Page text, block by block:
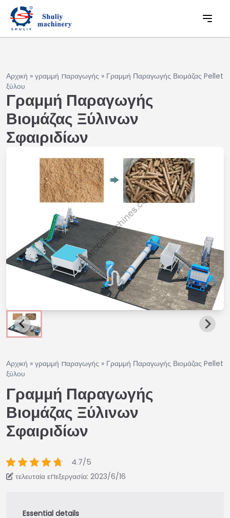
Αρχική » γραμμή παραγωγής » Γραμμή Παραγωγής Βιομάζας Pellet
ξύλου
Γραμμή Παραγωγής
Βιομάζας Ξύλινων
Σφαιριδίων
Αρχική » γραμμή παραγωγής » Γραμμή Παραγωγής Βιομάζας Pellet
ξύλου
Γραμμή Παραγωγής
Βιομάζας Ξύλινων
Σφαιριδίων
4.7/5
τελευταία επεξεργασία: 2023/6/16